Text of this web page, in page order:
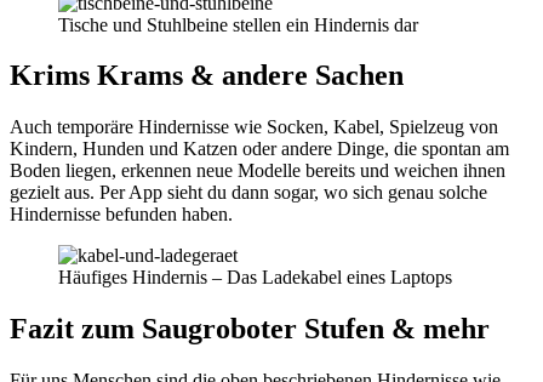
Tische und Stuhlbeine stellen ein Hindernis dar
Krims Krams & andere Sachen
Auch temporäre Hindernisse wie Socken, Kabel, Spielzeug von
Kindern, Hunden und Katzen oder andere Dinge, die spontan am
Boden liegen, erkennen neue Modelle bereits und weichen ihnen
gezielt aus. Per App sieht du dann sogar, wo sich genau solche
Hindernisse befunden haben.
Häufiges Hindernis – Das Ladekabel eines Laptops
Fazit zum Saugroboter Stufen & mehr